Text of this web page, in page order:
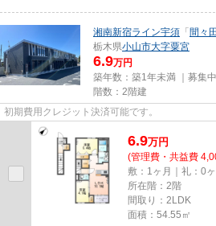
湘南新宿ライン宇須 「間々田
栃木県小山市大字粟宮
6.9万円
築年数：築1年未満 ｜募集中
階数：2階建
初期費用クレジット決済可能です。
6.9万円
(管理費・共益費
敷：1ヶ月｜礼：0
所在階：2階
間取り：2LDK
面積：54.55㎡